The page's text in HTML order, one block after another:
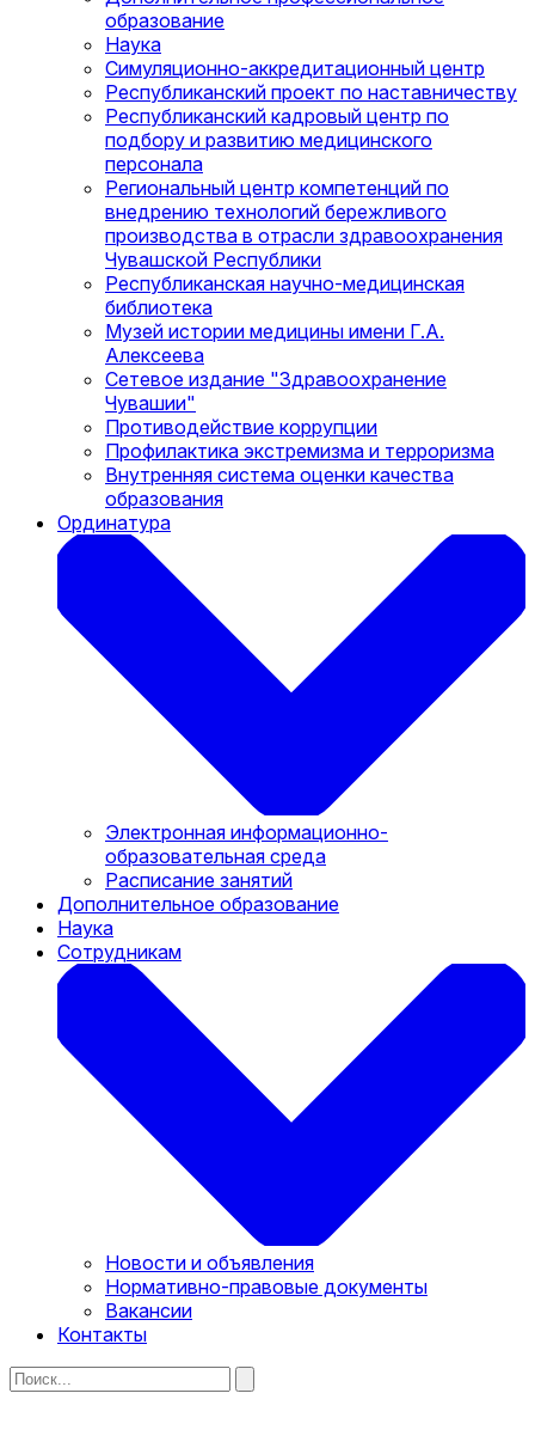
образование
Наука
Симуляционно-аккредитационный центр
Республиканский проект по наставничеству
Республиканский кадровый центр по
подбору и развитию медицинского
персонала
Региональный центр компетенций по
внедрению технологий бережливого
производства в отрасли здравоохранения
Чувашской Республики
Республиканская научно-медицинская
библиотека
Музей истории медицины имени Г.А.
Алексеева
Сетевое издание "Здравоохранение
Чувашии"
Противодействие коррупции
Профилактика экстремизма и терроризма
Внутренняя система оценки качества
образования
Ординатура
Электронная информационно-
образовательная среда
Расписание занятий
Дополнительное образование
Наука
Сотрудникам
Новости и объявления
Нормативно-правовые документы
Вакансии
Контакты